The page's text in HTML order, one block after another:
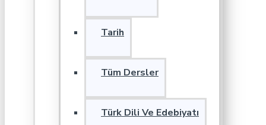
Tarih
Tüm Dersler
Türk Dili Ve Edebiyatı